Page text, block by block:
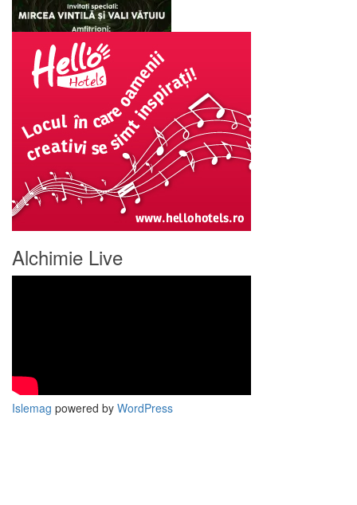
Alchimie Live
Islemag powered by WordPress